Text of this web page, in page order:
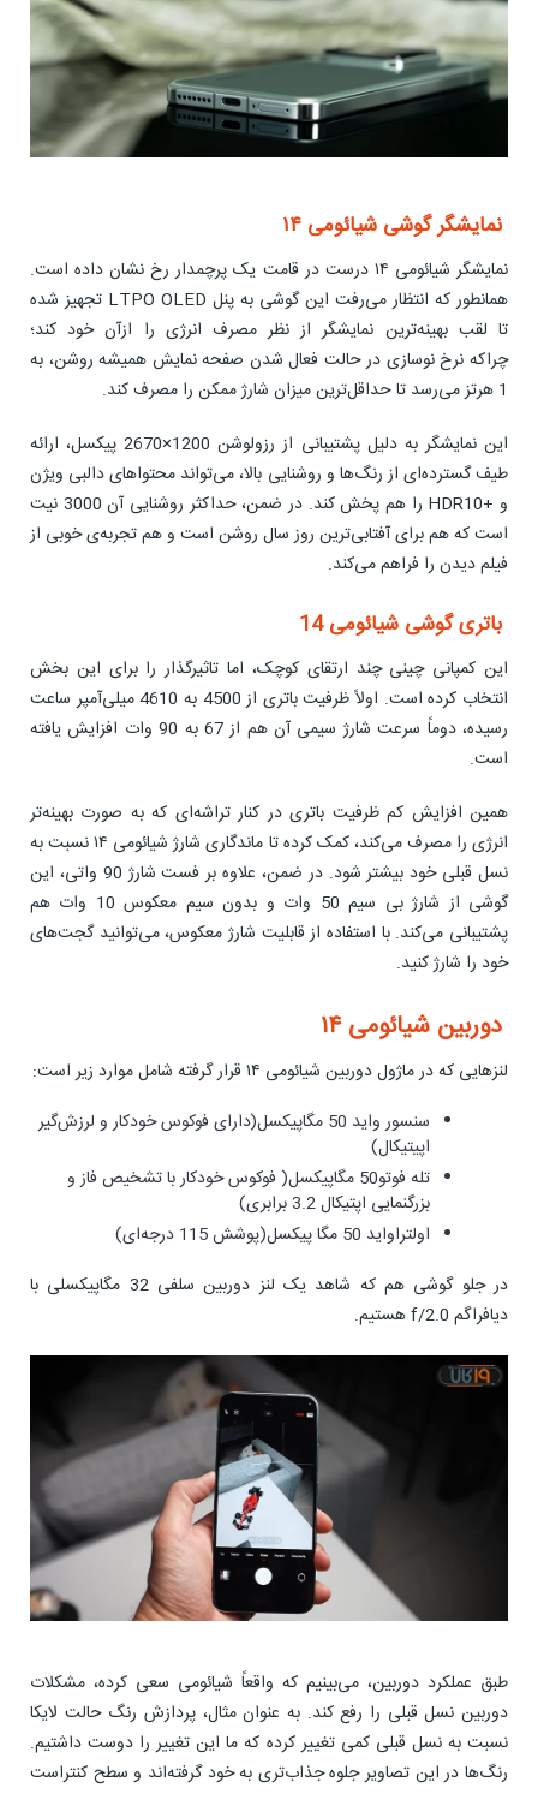
نمایشگر گوشی شیائومی ۱۴
نمایشگر شیائومی ۱۴ درست در قامت یک پرچمدار رخ نشان داده است.
همانطور که انتظار می‌رفت این گوشی به پنل LTPO OLED تجهیز شده
تا لقب بهینه‌ترین نمایشگر از نظر مصرف انرژی را ازآن خود کند؛
چراکه نرخ نوسازی در حالت فعال شدن صفحه نمایش همیشه روشن، به
1 هرتز می‌رسد تا حداقل‌ترین میزان شارژ ممکن را مصرف کند.
این نمایشگر به دلیل پشتیبانی از رزولوشن 1200×2670 پیکسل، ارائه
طیف گسترده‌ای از رنگ‌ها و روشنایی بالا، می‌تواند محتواهای دالبی ویژن
و +HDR10 را هم پخش کند. در ضمن، حداکثر روشنایی آن 3000 نیت
است که هم برای آفتابی‌ترین روز سال روشن است و هم تجربه‌ی خوبی از
فیلم دیدن را فراهم می‌کند.
باتری گوشی شیائومی 14
این کمپانی چینی چند ارتقای کوچک، اما تاثیرگذار را برای این بخش
انتخاب کرده است. اولاً ظرفیت باتری از 4500 به 4610 میلی‌آمپر ساعت
رسیده، دوماً سرعت شارژ سیمی آن هم از 67 به 90 وات افزایش یافته
است.
همین افزایش کم ظرفیت باتری در کنار تراشه‌ای که به صورت بهینه‌تر
انرژی را مصرف می‌کند، کمک کرده تا ماندگاری شارژ شیائومی ۱۴ نسبت به
نسل قبلی خود بیشتر شود. در ضمن، علاوه بر فست شارژ 90 واتی، این
گوشی از شارژ بی سیم 50 وات و بدون سیم معکوس 10 وات هم
پشتیبانی می‌کند. با استفاده از قابلیت شارژ معکوس، می‌توانید گجت‌های
خود را شارژ کنید.
دوربین شیائومی ۱۴
لنزهایی که در ماژول دوربین شیائومی ۱۴ قرار گرفته شامل موارد زیر است:
سنسور واید 50 مگاپیکسل(دارای فوکوس خودکار و لرزش‌گیر
اپیتیکال)
تله فوتو50 مگاپیکسل( فوکوس خودکار با تشخیص فاز و
بزرگنمایی اپتیکال 3.2 برابری)
اولتراواید 50 مگا پیکسل(پوشش 115 درجه‌ای)
در جلو گوشی هم که شاهد یک لنز دوربین سلفی 32 مگاپیکسلی با
دیافراگم f/2.0 هستیم.
طبق عملکرد دوربین، می‌بینیم که واقعاً شیائومی سعی کرده، مشکلات
دوربین نسل قبلی را رفع کند. به عنوان مثال، پردازش رنگ حالت لایکا
نسبت به نسل قبلی کمی تغییر کرده که ما این تغییر را دوست داشتیم.
رنگ‌ها در این تصاویر جلوه جذاب‌تری به خود گرفته‌اند و سطح کنتراست